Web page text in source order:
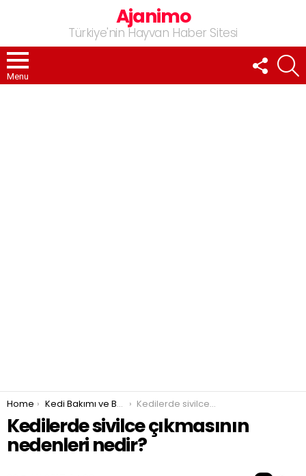
Ajanimo
Türkiye'nin Hayvan Haber Sitesi
Menu
FOLLOW
US
You are here:
Home Kedi Bakımı ve Beslenmesi Kedilerde sivilce çıkmasının nedenleri nedir?
Kedilerde sivilce çıkmasının
nedenleri nedir?